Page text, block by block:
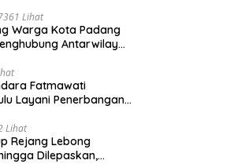
Lihat
Warga Kota Padang
Antarwilayah
Fatmawati
Layani Penerbangan
Lihat
Rejang Lebong
Dilepaskan,